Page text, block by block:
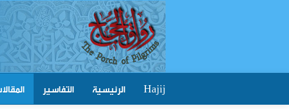
Hajij الرئيسية التفاسير